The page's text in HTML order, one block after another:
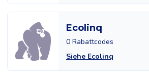
Ecolinq
0 Rabattcodes
Siehe Ecolinq